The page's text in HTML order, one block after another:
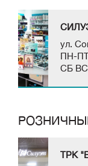
ул.
ПН-ПТ
СБ ВС
ТРК